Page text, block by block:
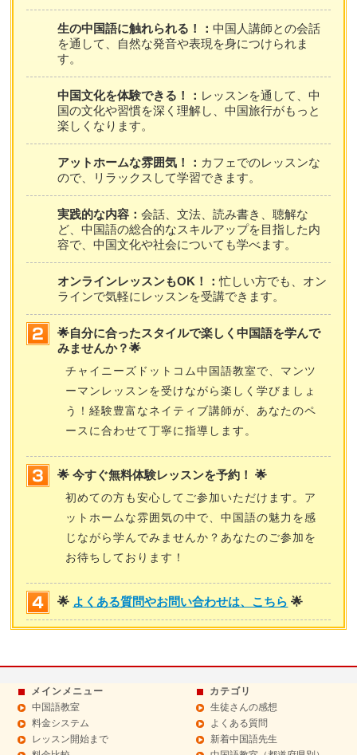
生の中国語に触れられる！：中国人講師との会話
を通して、自然な発音や表現を身につけられま
す。
中国文化を体験できる！： レッスンを通して、中
国の文化や習慣を深く理解し、中国旅行がもっと
楽しくなります。
アットホームな雰囲気！： カフェでのレッスンな
ので、リラックスして学習できます。
実践的な内容：会話、文法、読み書き、聴解な
ど、中国語の総合的なスキルアップを目指した内
容で、中国文化や社会についても学べます。
オンラインレッスンもOK！：忙しい方でも、オン
ラインで気軽にレッスンを受講できます。
🌟自分に合ったスタイルで楽しく中国語を学んで
みませんか？🌟
チャイニーズドットコム中国語教室で、マンツ
ーマンレッスンを受けながら楽しく学びましょ
う！経験豊富なネイティブ講師が、あなたのペ
ースに合わせて丁寧に指導します。
🌟 今すぐ無料体験レッスンを予約！ 🌟
初めての方も安心してご参加いただけます。ア
ットホームな雰囲気の中で、中国語の魅力を感
じながら学んでみませんか？あなたのご参加を
お待ちしております！
🌟 よくある質問やお問い合わせは、こちら 🌟
メインメニュー
中国語教室
料金システム
レッスン開始まで
カテゴリ
生徒さんの感想
よくある質問
新着中国語先生